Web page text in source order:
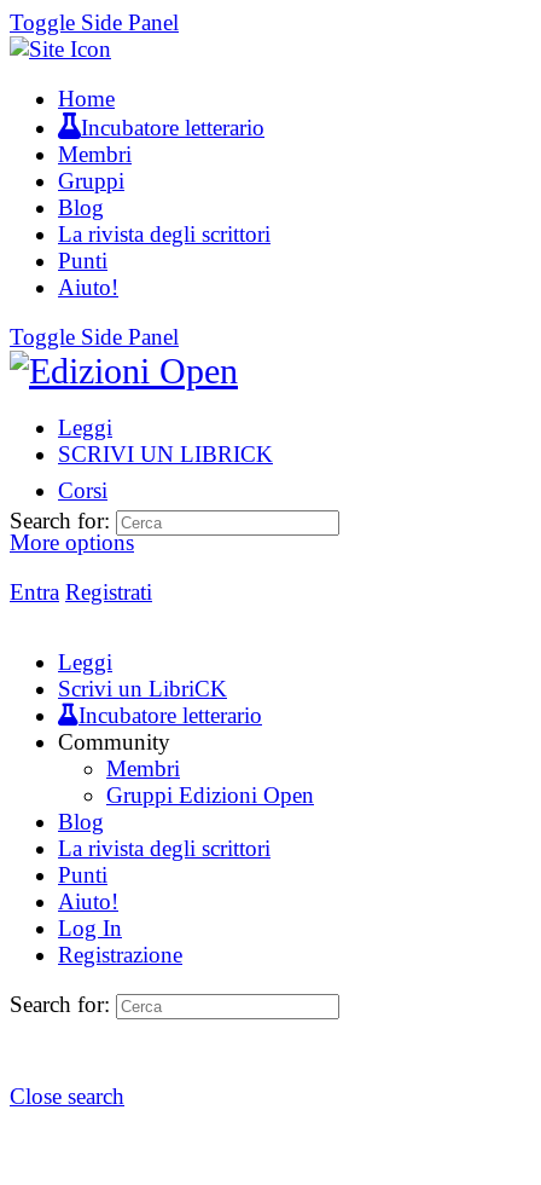
Toggle Side Panel
Home
Incubatore letterario
Membri
Gruppi
Blog
La rivista degli scrittori
Punti
Aiuto!
Toggle Side Panel
Leggi
SCRIVI UN LIBRICK
Corsi
More options
Entra Registrati
Search for:
Leggi
Scrivi un LibriCK
Incubatore letterario
Community
Membri
Gruppi Edizioni Open
Blog
La rivista degli scrittori
Punti
Aiuto!
Log In
Registrazione
Search for:
Close search